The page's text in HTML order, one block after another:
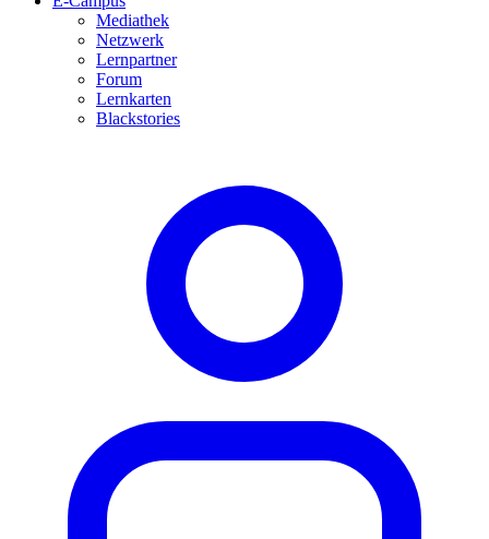
Mediathek
Netzwerk
Lernpartner
Forum
Lernkarten
Blackstories